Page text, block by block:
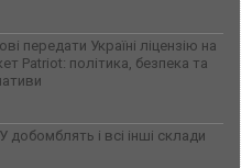
передати Україні ліцензію на
Patriot: політика, безпека та
добомблять і всі інші склади